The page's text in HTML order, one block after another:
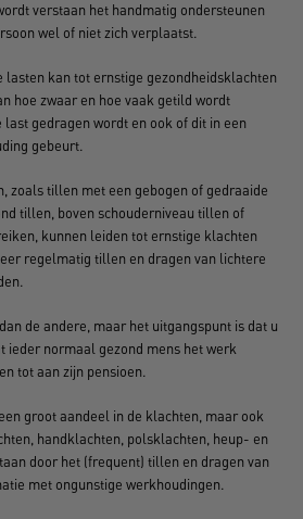
verstaan het handmatig ondersteunen
wel of niet zich verplaatst.
lasten kan tot ernstige gezondheidsklachten
hoe zwaar en hoe vaak getild wordt
gedragen wordt en ook of dit in een
gebeurt.
zoals tillen met een gebogen of gedraaide
tillen, boven schouderniveau tillen of
kunnen leiden tot ernstige klachten
regelmatig tillen en dragen van lichtere
de andere, maar het uitgangspunt is dat u
ieder normaal gezond mens het werk
tot aan zijn pensioen.
groot aandeel in de klachten, maar ook
handklachten, polsklachten, heup- en
door het (frequent) tillen en dragen van
met ongunstige werkhoudingen.